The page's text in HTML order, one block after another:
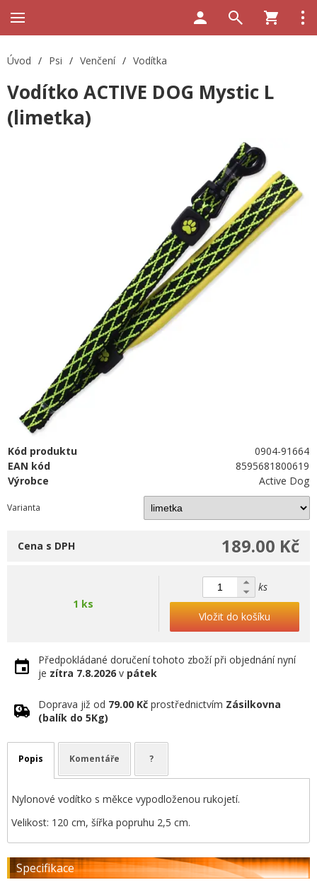
Úvod / Psi / Venčení / Vodítka
Vodítko ACTIVE DOG Mystic L
(limetka)
Kód produktu
0904-91664
EAN kód
8595681800619
Výrobce
Active Dog
Varianta
189.00 Kč
Cena s DPH
1 ks
ks
Vložit do košíku
Předpokládané doručení tohoto zboží při objednání nyní
je zítra 7.8.2026 v pátek
Doprava již od 79.00 Kč prostřednictvím Zásilkovna
(balík do 5Kg)
Popis Komentáře ?
Nylonové vodítko s měkce vypodloženou rukojetí.
Velikost: 120 cm, šířka popruhu 2,5 cm.
Specifikace